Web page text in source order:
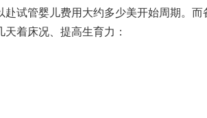
赴试管婴儿费用大约多少美开始周期。而
天着床况、提高生育力：